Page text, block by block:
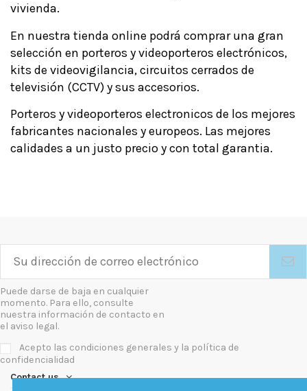
vivienda.
En nuestra tienda online podrá comprar una gran
selección en porteros y videoporteros electrónicos,
kits de videovigilancia, circuitos cerrados de
televisión (CCTV) y sus accesorios.
Porteros y videoporteros electronicos de los mejores
fabricantes nacionales y europeos. Las mejores
calidades a un justo precio y con total garantia.
Puede darse de baja en cualquier
momento. Para ello, consulte
nuestra información de contacto en
el aviso legal.
Acepto las condiciones generales y la política de
confidencialidad
Contact us